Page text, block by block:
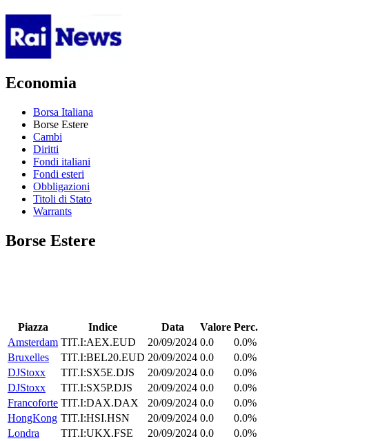
Economia
Borsa Italiana
Borse Estere
Cambi
Diritti
Fondi italiani
Fondi esteri
Obbligazioni
Titoli di Stato
Warrants
Borse Estere
Piazza Indice Data Valore Perc.
Amsterdam TIT.I:AEX.EUD 20/09/2024 0.0
0.0%
Bruxelles
TIT.I:BEL20.EUD 20/09/2024 0.0
0.0%
DJStoxx
TIT.I:SX5E.DJS 20/09/2024 0.0
0.0%
DJStoxx
TIT.I:SX5P.DJS 20/09/2024 0.0
0.0%
Francoforte TIT.I:DAX.DAX 20/09/2024 0.0
0.0%
HongKong TIT.I:HSI.HSN 20/09/2024 0.0
0.0%
Londra
TIT.I:UKX.FSE 20/09/2024 0.0
0.0%